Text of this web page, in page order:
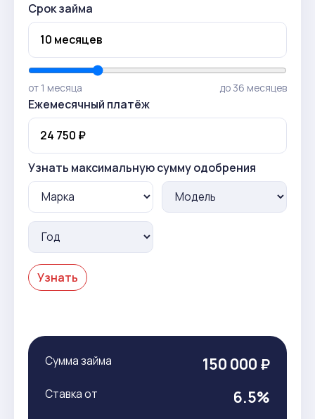
Срок займа
от 1 месяца до 36 месяцев
Ежемесячный платёж
Узнать максимальную сумму одобрения
Узнать
Сумма займа 150 000 ₽
Ставка от 6.5%